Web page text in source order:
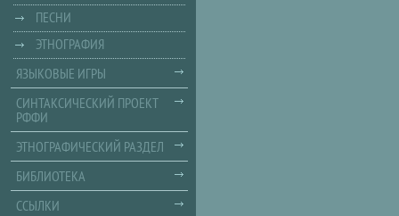
ПЕСНИ
ЭТНОГРАФИЯ
ЯЗЫКОВЫЕ ИГРЫ
СИНТАКСИЧЕСКИЙ ПРОЕКТ
РФФИ
ЭТНОГРАФИЧЕСКИЙ РАЗДЕЛ
БИБЛИОТЕКА
ССЫЛКИ